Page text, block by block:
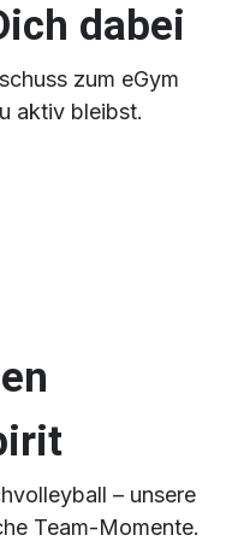
dabei​
zum eGym
aktiv bleibst.
– unsere
Team-Momente.